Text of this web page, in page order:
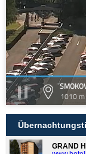
1010 m
GRAND